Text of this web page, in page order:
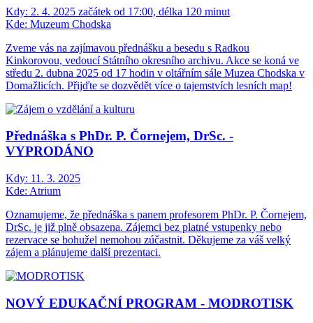
Kdy: 2. 4. 2025 začátek od 17:00, délka 120 minut
Kde: Muzeum Chodska
Zveme vás na zajímavou přednášku a besedu s Radkou
Kinkorovou, vedoucí Státního okresního archivu. Akce se koná ve
středu 2. dubna 2025 od 17 hodin v oltářním sále Muzea Chodska v
Domažlicích. Přijďte se dozvědět více o tajemstvích lesních map!
Přednáška s PhDr. P. Čornejem, DrSc. -
VYPRODÁNO
Kdy: 11. 3. 2025
Kde: Atrium
Oznamujeme, že přednáška s panem profesorem PhDr. P. Čornejem,
DrSc. je již plně obsazena. Zájemci bez platné vstupenky nebo
rezervace se bohužel nemohou zúčastnit. Děkujeme za váš velký
zájem a plánujeme další prezentaci.
NOVÝ EDUKAČNÍ PROGRAM - MODROTISK